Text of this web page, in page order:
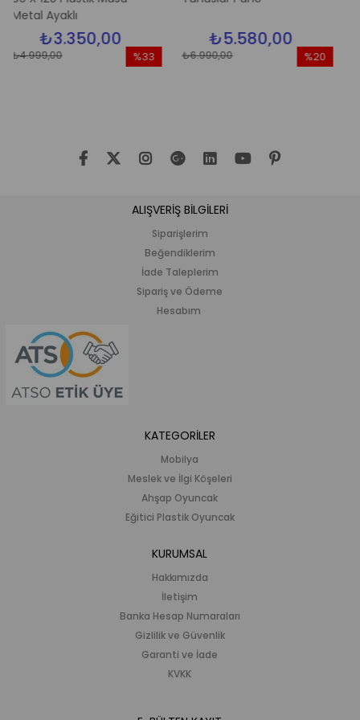
₺5.580,00
₺6.990,00 ₺6.990,00
ALIŞVERİŞ BİLGİLERİ
Siparişlerim
Beğendiklerim
İade Taleplerim
Sipariş ve Ödeme
Hesabım
KATEGORİLER
Mobilya
Meslek ve İlgi Köşeleri
Ahşap Oyuncak
Eğitici Plastik Oyuncak
KURUMSAL
Hakkımızda
İletişim
Banka Hesap Numaraları
Gizlilik ve Güvenlik
Garanti ve İade
KVKK